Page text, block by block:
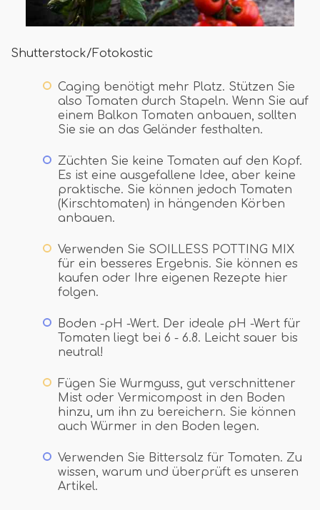
Shutterstock/Fotokostic
Caging benötigt mehr Platz. Stützen Sie
also Tomaten durch Stapeln. Wenn Sie auf
einem Balkon Tomaten anbauen, sollten
Sie sie an das Geländer festhalten.
Züchten Sie keine Tomaten auf den Kopf.
Es ist eine ausgefallene Idee, aber keine
praktische. Sie können jedoch Tomaten
(Kirschtomaten) in hängenden Körben
anbauen.
Verwenden Sie SOILLESS POTTING MIX
für ein besseres Ergebnis. Sie können es
kaufen oder Ihre eigenen Rezepte hier
folgen.
Boden -pH -Wert. Der ideale pH -Wert für
Tomaten liegt bei 6 - 6.8. Leicht sauer bis
neutral!
Fügen Sie Wurmguss, gut verschnittener
Mist oder Vermicompost in den Boden
hinzu, um ihn zu bereichern. Sie können
auch Würmer in den Boden legen.
Verwenden Sie Bittersalz für Tomaten. Zu
wissen, warum und überprüft es unseren
Artikel.